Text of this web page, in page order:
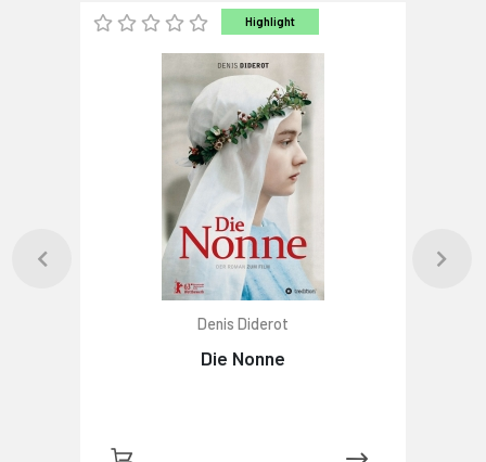
Highlight
Denis Diderot
Die Nonne